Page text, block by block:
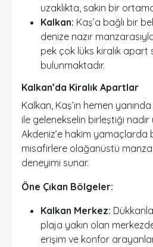
uzaklıkta, sakin bir
Kalkan: Kaş’a bağlı bir
denize nazır
pek çok lüks kiralık apart
bulunmaktadır.
Kalkan’da Kiralık Apartlar
Kalkan, Kaş’ın hemen
ile gelenekselin birleştiği nadir
Akdeniz’e hakim
misafirlere olağanüstü
deneyimi sunar.
Öne Çıkan Bölgeler:
Kalkan Merkez:
plaja yakın olan
erişim ve konfor